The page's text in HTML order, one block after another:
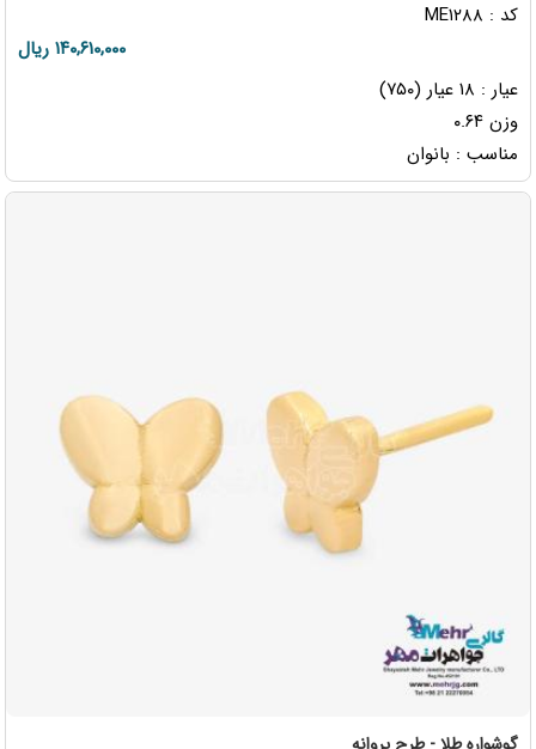
کد : ME۱۲۸۸
۱۴۰,۶۱۰,۰۰۰ ریال
عیار : ۱۸ عیار (۷۵۰)
وزن ۰.۶۴
مناسب : بانوان